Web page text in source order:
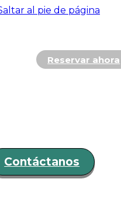
al pie de página
Reservar ahora
y
Contáctanos